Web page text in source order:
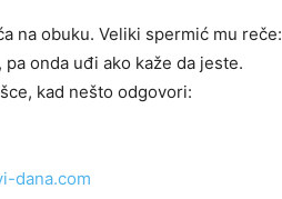
na obuku. Veliki spermić mu reče:
onda uđi ako kaže da jeste.
kad nešto odgovori:
dana.com